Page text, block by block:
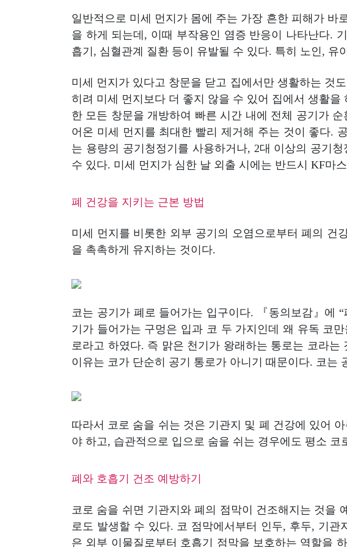
일반적으로 미세 먼지가 몸에 주는 가장 흔한 피해가 바
을 하게 되는데, 이때 부작용인 염증 반응이 나타난다.
흡기, 심혈관계 질환 등이 유발될 수 있다. 특히 노인,
미세 먼지가 있다고 창문을 닫고 집에서만 생활하는 것
히려 미세 먼지보다 더 좋지 않을 수 있어 집에서 생활
한 모든 창문을 개방하여 빠른 시간 내에 전체 공기가
어온 미세 먼지를 최대한 빨리 제거해 주는 것이 좋다.
는 용량의 공기청정기를 사용하거나, 2대 이상의 공기
수 있다. 미세 먼지가 심한 날 외출 시에는 반드시 KF마
폐 건강을 지키는 근본 방법
미세 먼지를 비롯한 외부 공기의 오염으로부터 폐의
을 촉촉하게 유지하는 것이다.
코는 공기가 폐로 들어가는 입구이다. 『동의보감』에
기가 들어가는 구멍은 입과 코 두 가지인데 왜 유독 코
로라고 하였다. 즉 맑은 천기가 왕래하는 통로는 코라
이유는 코가 단순히 공기 통로가 아니기 때문이다. 코는
따라서 코로 숨을 쉬는 것은 기관지 및 폐 건강에 있어
야 하고, 습관적으로 입으로 숨을 쉬는 경우에도 평소 코
폐와 호흡기 건조 예방하기
코로 숨을 쉬면 기관지와 폐의 점막이 건조해지는 것을
로도 발생할 수 있다. 코 점막에서부터 인두, 후두, 기
은 외부 이물질로부터 호흡기 점막을 보호하는 역할을